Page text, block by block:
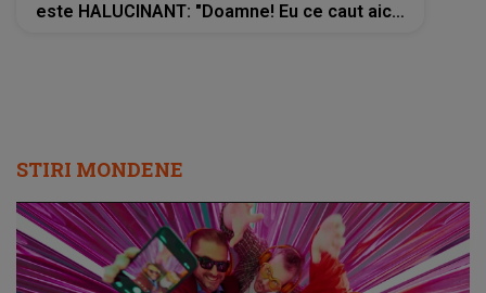
este HALUCINANT: "Doamne! Eu ce caut aici?
STIRI MONDENE